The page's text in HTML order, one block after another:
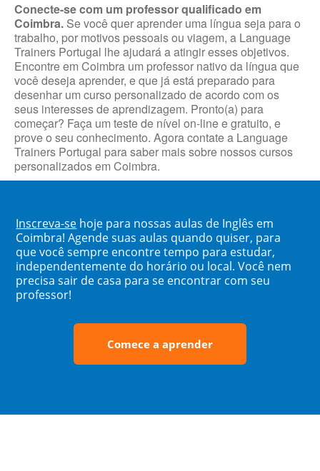
Conecte-se com um professor qualificado em
Coimbra. Se você quer aprender uma língua seja para o
trabalho, por motivos pessoais ou viagem, a Language
Trainers Portugal lhe ajudará a atingir esses objetivos.
Encontre em Coimbra um professor nativo da língua que
você deseja aprender, e que já está preparado para
desenhar um curso personalizado de acordo com os
seus interesses de aprendizagem. Pronto(a) para
começar? Faça um teste de nível on-line e gratuito, e
prove o seu conhecimento. Agora contate a Language
Trainers Portugal para saber mais sobre nossos cursos
personalizados em Coimbra.
Inscreva-se hoje para nossas aulas de Inglês em
Coimbra! Agende suas aulas quando quiser, para
que você sempre encontre tempo para estudar,
independentemente do horário ou local. Você nem
precisa sair de casa para se encontrar com seu
professor!
Comece a aprender